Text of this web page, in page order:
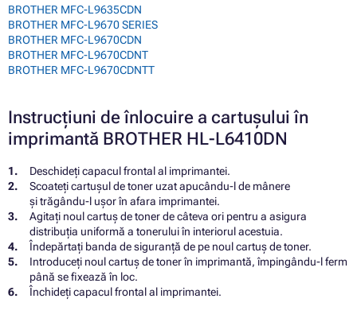
BROTHER MFC-L9635CDN
BROTHER MFC-L9670 SERIES
BROTHER MFC-L9670CDN
BROTHER MFC-L9670CDNT
BROTHER MFC-L9670CDNTT
Instrucțiuni de înlocuire a cartușului în
imprimantă BROTHER HL-L6410DN
Deschideți capacul frontal al imprimantei.
Scoateți cartușul de toner uzat apucându-l de mânere
și trăgându-l ușor în afara imprimantei.
Agitați noul cartuș de toner de câteva ori pentru a asigura
distribuția uniformă a tonerului în interiorul acestuia.
Îndepărtați banda de siguranță de pe noul cartuș de toner.
Introduceți noul cartuș de toner în imprimantă, împingându-l ferm
până se fixează în loc.
Închideți capacul frontal al imprimantei.